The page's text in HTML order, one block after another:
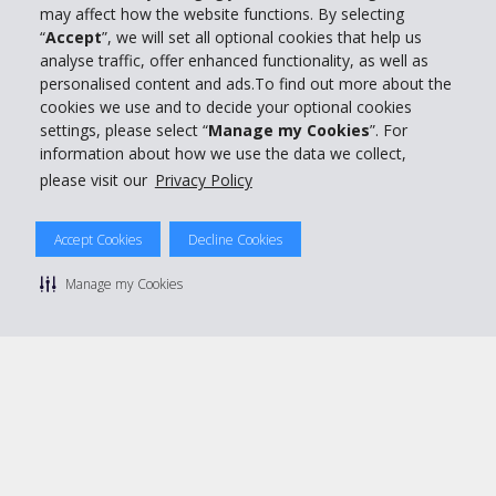
may affect how the website functions. By selecting
“Accept”, we will set all optional cookies that help us
analyse traffic, offer enhanced functionality, as well as
personalised content and ads.To find out more about the
cookies we use and to decide your optional cookies
settings, please select “Manage my Cookies”. For
information about how we use the data we collect,
please visit our Privacy Policy
Accept Cookies Decline Cookies
Manage my Cookies
Support client
Réserver avec Hertz
Politique de confidentialité
Conditions de location
Gérer mes cookies